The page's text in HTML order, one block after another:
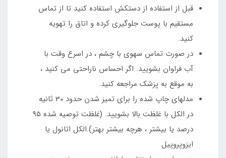
قبل از استفاده از دستکش استفاده کنید تا از تماس
مستقیم با پوست جلوگیری کرده و اتاق را تهویه
کنید.
در صورت تماس سهوی با چشم ، در اسرع وقت با
آب فراوان بشویید. اگر احساس ناراحتی می کنید ،
به موقع به پزشک مراجعه کنید.
مدلهای چاپ شده را برای تمیز شدن حدود 30 ثانیه
در الکل با غلظت بالا بشویید. (غلظت توصیه شده 95
درصد یا بیشتر ، هرچه بیشتر بهتر).الکل اتانول یا
ایزوپروپیل